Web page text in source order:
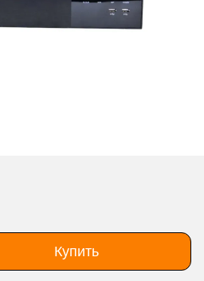
Купить